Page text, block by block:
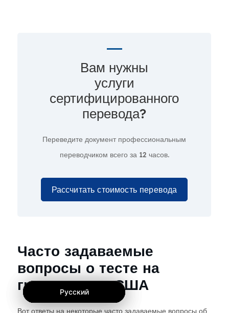
Вам нужны
услуги
сертифицированного
перевода?
Переведите документ профессиональным
переводчиком всего за 12 часов.
Рассчитать стоимость перевода
Часто задаваемые
вопросы о тесте на
гражданство США
Вот ответы на некоторые часто задаваемые вопросы об
Русский
Русский
Русский